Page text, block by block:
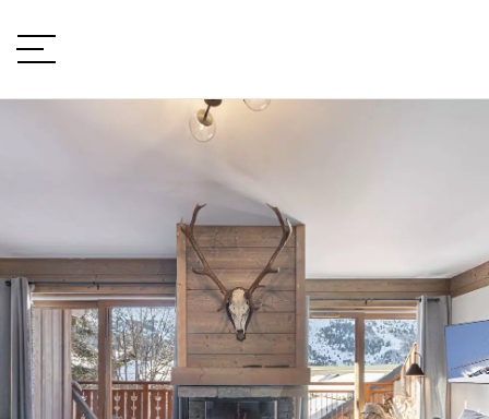
VOTRE PROJET
LOCALISATION
TYPE DE BIEN
type de bien
BUDGET
min / max